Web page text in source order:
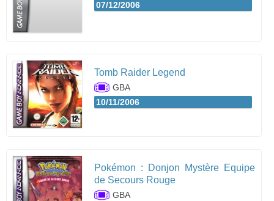
07/12/2006
Tomb Raider Legend
GBA
10/11/2006
Pokémon : Donjon Mystère Equipe
de Secours Rouge
GBA